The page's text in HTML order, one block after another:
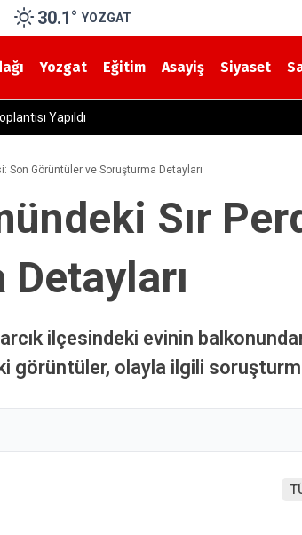
30.1° YOZGAT
Yozgat Eğitim Asayiş Siyaset
46 Sentetik Hap Ele Geçirildi
Son Görüntüler ve Soruşturma Detayları
Sır
ilçesindeki evinin
görüntüler, olayla ilgili